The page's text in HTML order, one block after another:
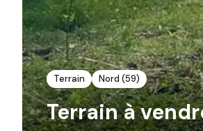
Terrain Nord (59)
Terrain à